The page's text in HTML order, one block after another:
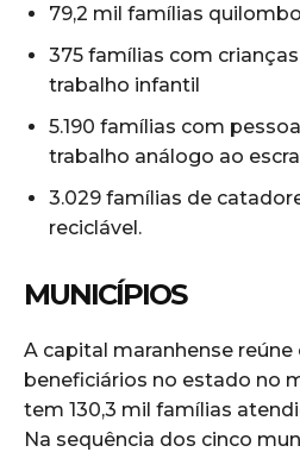
79,2 mil famílias
375 famílias com
trabalho infantil
5.190 famílias com
trabalho análogo ao
3.029 famílias de
reciclável.
MUNICÍPIOS
A capital maranhense
beneficiários no estado no
tem 130,3 mil famílias
Na sequência dos cinco